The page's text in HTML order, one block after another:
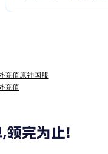
充值原神国服
充值